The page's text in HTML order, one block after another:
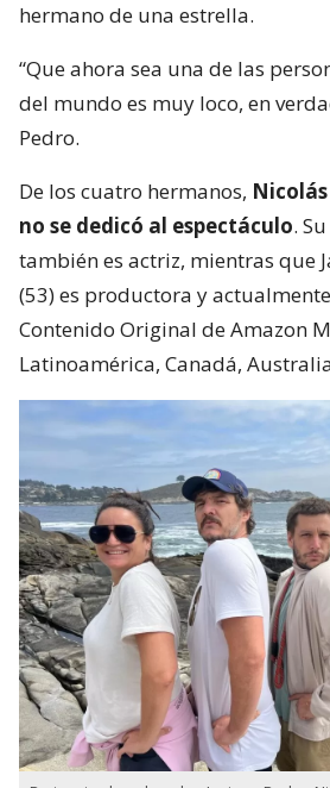
hermano de una estrella.
“Que ahora sea una de las
del mundo es muy loco, en
Pedro.
De los cuatro hermanos,
no se dedicó al espectáculo.
también es actriz, mientras que
(53) es productora y
Contenido Original de Amazon
Latinoamérica, Canadá,